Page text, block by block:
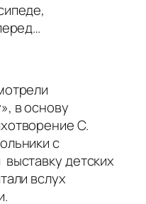
в основу
С.
с
детских
вслух